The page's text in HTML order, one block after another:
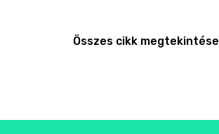
Összes cikk megtekintése